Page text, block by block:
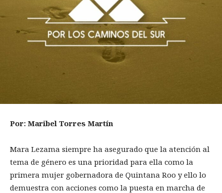
Por: Maribel Torres Martín
Mara Lezama siempre ha asegurado que la atención al
tema de género es una prioridad para ella como la
primera mujer gobernadora de Quintana Roo y ello lo
demuestra con acciones como la puesta en marcha de